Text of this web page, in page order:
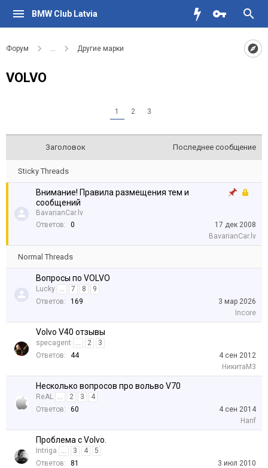
BMW Club Latvia
Форум ... Другие марки
VOLVO
1 2 3
Заголовок Последнее сообщение
Sticky Threads
Внимание! Правила размещения тем и
сообщений
BavarianCar.lv
Ответов:
0
17 дек 2008
BavarianCar.lv
Normal Threads
Вопросы по VOLVO
Lucky ... 7 8
9
Ответов:
169
3 мар 2026
Incore
Volvo V40 отзывы
specagent ... 2
3
Ответов:
44
4 сен 2012
НикитаМ3
Несколько вопросов про вольво V70
ReAL ... 2 3
4
Ответов:
60
4 сен 2014
Hanf
Проблема с Volvo.
Intriga ... 3 4
5
Ответов:
81
3 июл 2010